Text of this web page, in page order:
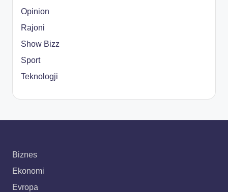
Opinion
Rajoni
Show Bizz
Sport
Teknologji
Biznes
Ekonomi
Evropa